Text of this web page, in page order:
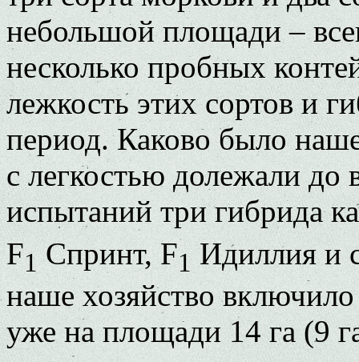
небольшой площади –
несколько пробных
лежкость этих сортов и
период. Каково было
с легкостью долежали до
испытаний три гибрида
F1Спринт, F1Идиллия и
наше хозяйство
уже на площади 14 га (9